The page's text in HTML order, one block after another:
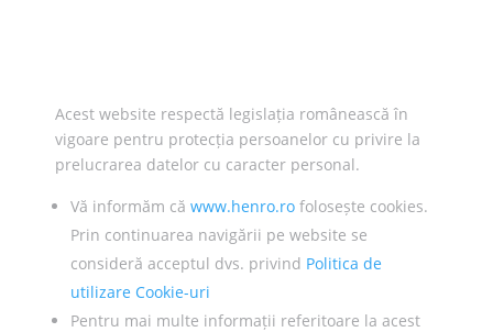
Acest website respectă legislația românească în
vigoare pentru protecția persoanelor cu privire la
prelucrarea datelor cu caracter personal.
Vă informăm că www.henro.ro folosește cookies.
Prin continuarea navigării pe website se
consideră acceptul dvs. privind Politica de
utilizare Cookie-uri
Pentru mai multe informații referitoare la acest